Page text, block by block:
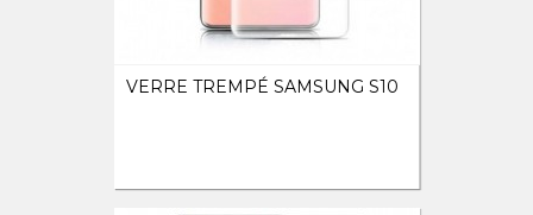
VERRE TREMPÉ SAMSUNG S10